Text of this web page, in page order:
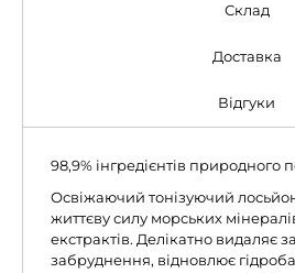
Склад
Доставка
Відгуки
98,9% інгредієнтів природного
Освіжаючий тонізуючий
життєву силу морських
екстрактів. Делікатно видаляє
забруднення, відновлює